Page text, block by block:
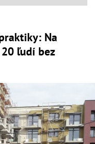
Na
ľudí bez